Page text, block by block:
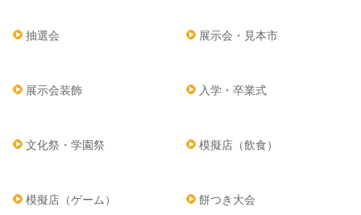
抽選会 展示会・見本市
展示会装飾 入学・卒業式
文化祭・学園祭 模擬店（飲食）
模擬店（ゲーム） 餅つき大会